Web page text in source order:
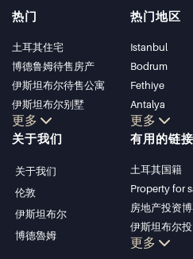
热门
土耳其住宅
博德鲁姆待售房产
伊斯坦布尔待售公寓
伊斯坦布尔别墅
博德鲁姆别墅
安塔利亚待售公寓
更多
热门地区
Istanbul
Bodrum
Fethiye
Antalya
Kalkan
Alanya
Kemer
更多
关于我们
关于我们
伦敦
伊斯坦布尔
博德魯姆
有用的链接
土耳其国籍
Property for
房地产投资
伊斯坦布尔
土耳其房产投
更多